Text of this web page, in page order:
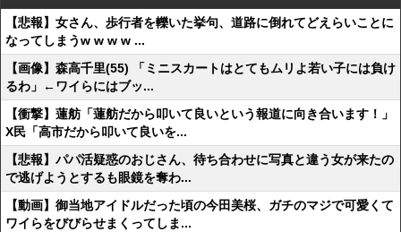
【悲報】女さん、歩行者を轢いた挙句、道路に倒れてどえらいことに
なってしまうw w w w ...
【画像】森高千里(55) 「ミニスカートはとてもムリよ若い子には負け
るわ」←ワイらにはブッ...
【衝撃】蓮舫「蓮舫だから叩いて良いという報道に向き合います！」
X民「高市だから叩いて良いを...
【悲報】パパ活疑惑のおじさん、待ち合わせに写真と違う女が来たの
で逃げようとするも眼鏡を奪わ...
【動画】御当地アイドルだった頃の今田美桜、ガチのマジで可愛くて
ワイらをびびらせまくってしま...